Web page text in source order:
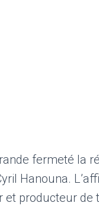
fermeté la
Hanouna.
et producteur